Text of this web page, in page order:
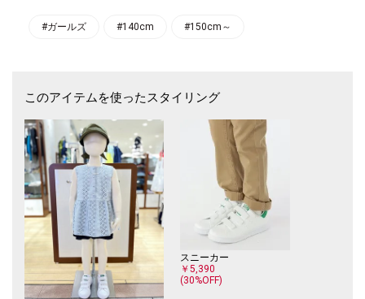
なる場合がございます。
#ガールズ #140cm #150cm～
このアイテムを使ったスタイリング
スニーカー
￥5,390
(30%OFF)